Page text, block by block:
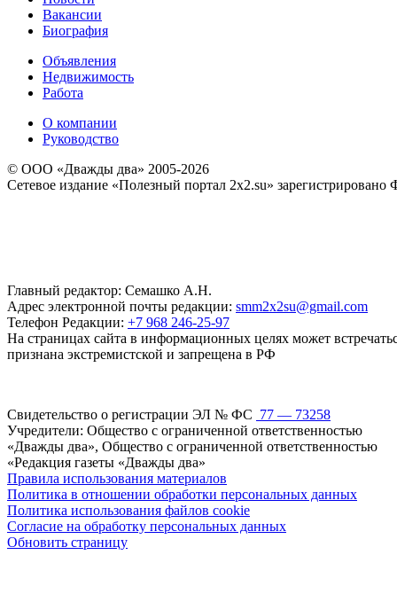
Вакансии
Биография
Объявления
Недвижимость
Работа
О компании
Руководство
© ООО «Дважды два» 2005-2026
Сетевое издание «Полезный портал 2x2.su»
Главный редактор: Семашко А.Н.
Адрес электронной почты редакции: smm2x2su@gmail.com
Телефон Редакции: +7 968 246-25-97
На страницах сайта в информационных целях может
признана экстремистской и запрещена в РФ
Свидетельство о регистрации ЭЛ № ФС 77 — 73258
Учредители: Общество с ограниченной ответственностью
«Дважды два», Общество с ограниченной ответственностью
«Редакция газеты «Дважды два»
Правила использования материалов
Политика в отношении обработки персональных данных
Политика использования файлов cookie
Согласие на обработку персональных данных
Обновить страницу